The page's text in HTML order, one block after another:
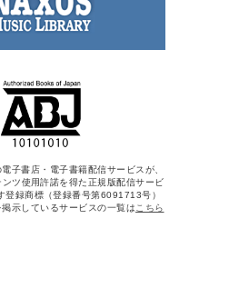
子書店・電子書籍配信サービスが、
ツ使用許諾を得た正規版配信サービ
登録商標（登録番号第6091713号）
示しているサービスの一覧は こちら